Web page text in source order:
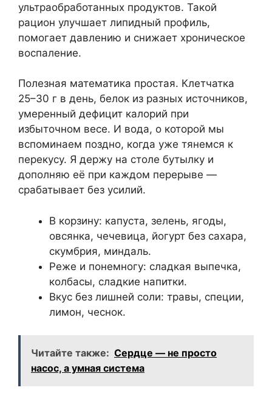
ультраобработанных продуктов. Такой
рацион улучшает липидный профиль,
помогает давлению и снижает хроническое
воспаление.
Полезная математика простая. Клетчатка
25–30 г в день, белок из разных источников,
умеренный дефицит калорий при
избыточном весе. И вода, о которой мы
вспоминаем поздно, когда уже тянемся к
перекусу. Я держу на столе бутылку и
дополняю её при каждом перерыве —
срабатывает без усилий.
В корзину: капуста, зелень, ягоды,
овсянка, чечевица, йогурт без сахара,
скумбрия, миндаль.
Реже и понемногу: сладкая выпечка,
колбасы, сладкие напитки.
Вкус без лишней соли: травы, специи,
лимон, чеснок.
Читайте также: Сердце — не просто
насос, а умная система